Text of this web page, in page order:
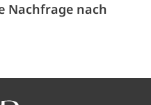
Nachfrage nach